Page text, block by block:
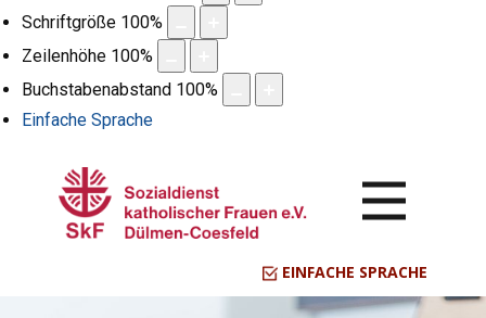
Schriftgröße 100%
Zeilenhöhe 100%
Buchstabenabstand 100%
Einfache Sprache
EINFACHE SPRACHE